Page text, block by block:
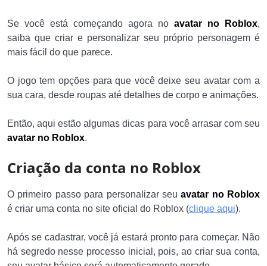
Se você está começando agora no avatar no Roblox,
saiba que criar e personalizar seu próprio personagem é
mais fácil do que parece.
O jogo tem opções para que você deixe seu avatar com a
sua cara, desde roupas até detalhes de corpo e animações.
Então, aqui estão algumas dicas para você arrasar com seu
avatar no Roblox.
Criação da conta no Roblox
O primeiro passo para personalizar seuavatar no Roblox
é criar uma conta no site oficial do Roblox (clique aqui).
Após se cadastrar, você já estará pronto para começar. Não
há segredo nesse processo inicial, pois, ao criar sua conta,